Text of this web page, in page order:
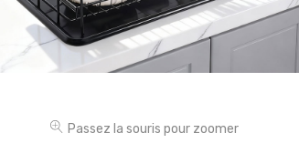
Bricolage
Passez la souris pour zoomer